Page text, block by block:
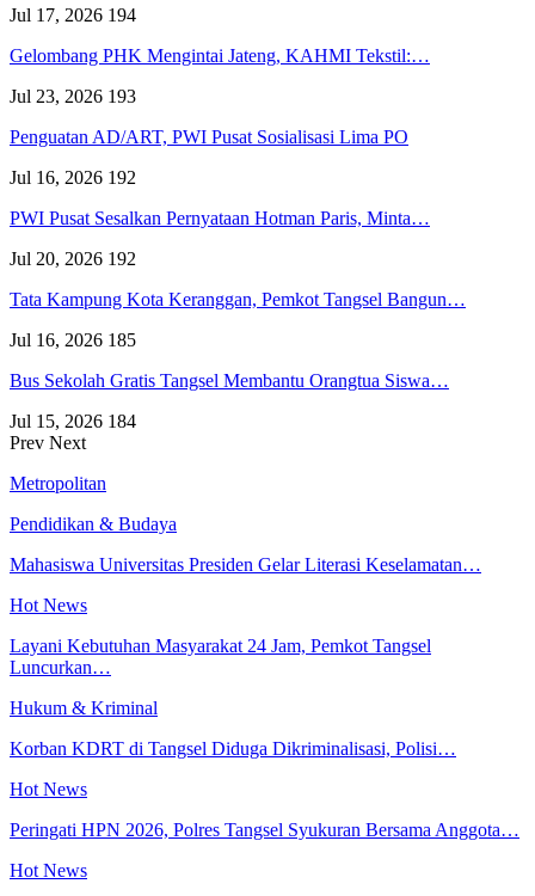
Jul 17, 2026 194
Gelombang PHK Mengintai Jateng, KAHMI Tekstil:…
Jul 23, 2026 193
Penguatan AD/ART, PWI Pusat Sosialisasi Lima PO
Jul 16, 2026 192
PWI Pusat Sesalkan Pernyataan Hotman Paris, Minta…
Jul 20, 2026 192
Tata Kampung Kota Keranggan, Pemkot Tangsel Bangun…
Jul 16, 2026 185
Bus Sekolah Gratis Tangsel Membantu Orangtua Siswa…
Jul 15, 2026 184
Prev Next
Metropolitan
Pendidikan & Budaya
Mahasiswa Universitas Presiden Gelar Literasi Keselamatan…
Hot News
Layani Kebutuhan Masyarakat 24 Jam, Pemkot Tangsel
Luncurkan…
Hukum & Kriminal
Korban KDRT di Tangsel Diduga Dikriminalisasi, Polisi…
Hot News
Peringati HPN 2026, Polres Tangsel Syukuran Bersama Anggota…
Hot News